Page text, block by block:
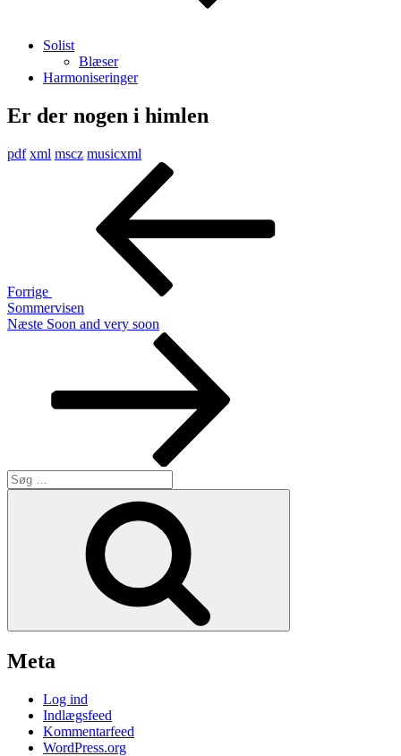
Solist
Blæser
Harmoniseringer
Er der nogen i himlen
pdf xml mscz musicxml
Indlægsnavigation
Forrige
Sommervisen
Næste
Næste Soon and very soon
Søg
efter:
Meta
Log ind
Indlægsfeed
Kommentarfeed
WordPress.org